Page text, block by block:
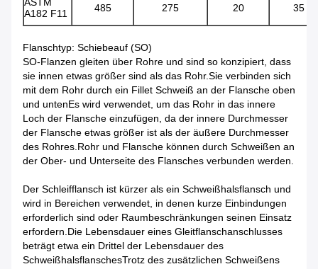
ASTM
A182 F11
485 275 20 35
Flanschtyp: Schiebeauf (SO)
SO-Flanzen gleiten über Rohre und sind so konzipiert, dass
sie innen etwas größer sind als das Rohr.Sie verbinden sich
mit dem Rohr durch ein Fillet Schweiß an der Flansche oben
und untenEs wird verwendet, um das Rohr in das innere
Loch der Flansche einzufügen, da der innere Durchmesser
der Flansche etwas größer ist als der äußere Durchmesser
des Rohres.Rohr und Flansche können durch Schweißen an
der Ober- und Unterseite des Flansches verbunden werden.
Der Schleifflansch ist kürzer als ein Schweißhalsflansch und
wird in Bereichen verwendet, in denen kurze Einbindungen
erforderlich sind oder Raumbeschränkungen seinen Einsatz
erfordern.Die Lebensdauer eines Gleitflanschanschlusses
beträgt etwa ein Drittel der Lebensdauer des
SchweißhalsflanschesTrotz des zusätzlichen Schweißens